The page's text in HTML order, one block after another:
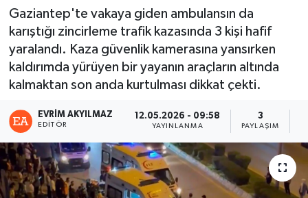
Gaziantep'te vakaya giden ambulansın da
karıştığı zincirleme trafik kazasında 3 kişi hafif
yaralandı. Kaza güvenlik kamerasına yansırken
kaldırımda yürüyen bir yayanın araçların altında
kalmaktan son anda kurtulması dikkat çekti.
EVRIM AKYILMAZ
EDITÖR
12.05.2026 - 09:58
YAYINLANMA
3
PAYLAŞIM
Son Dakika Haberleri
Haber Arşivi